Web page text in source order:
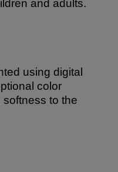
and adults.
using digital
color
to the